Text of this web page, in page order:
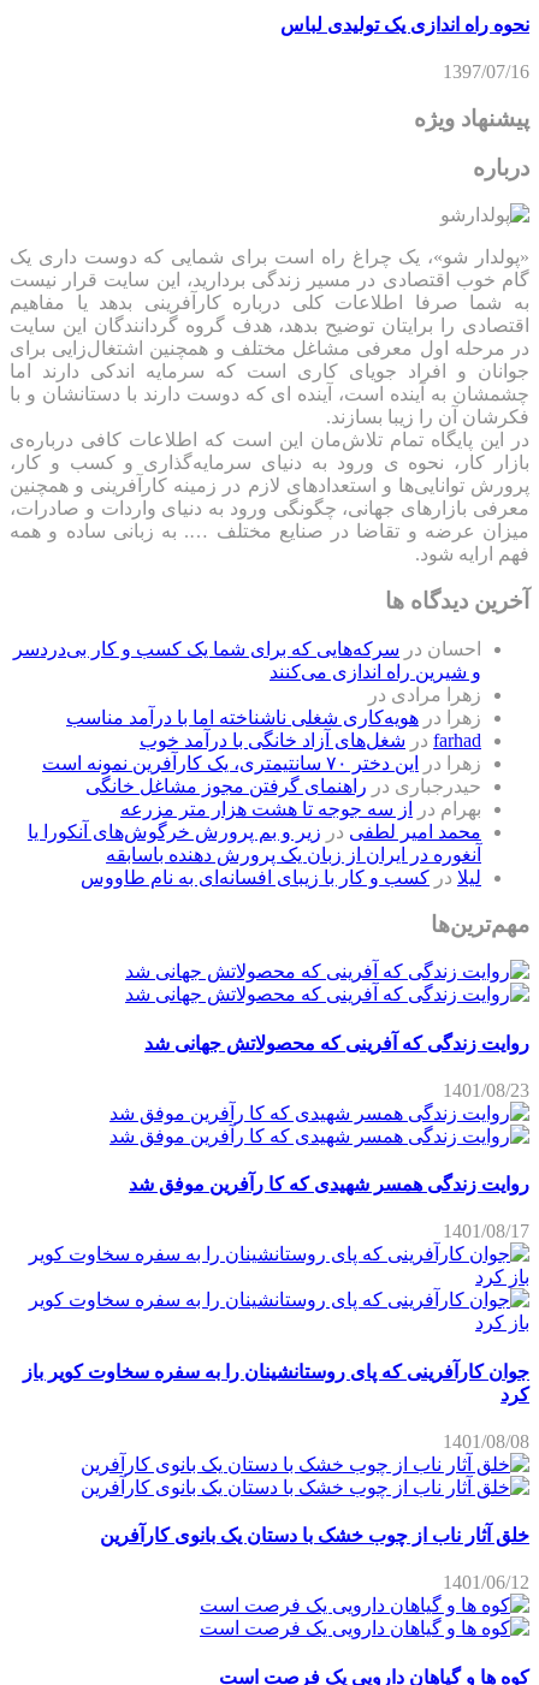
نحوه راه اندازی یک تولیدی لباس
1397/07/16
پیشنهاد ویژه
درباره
«پولدار شو»، یک چراغ راه است برای شمایی که دوست داری یک
گام خوب اقتصادی در مسیر زندگی بردارید، این سایت قرار نیست
به شما صرفا اطلاعات کلی درباره کارآفرینی بدهد یا مفاهیم
اقتصادی را برایتان توضیح بدهد، هدف گروه گردانندگان این سایت
در مرحله اول معرفی مشاغل مختلف و همچنین اشتغال‌زایی برای
جوانان و افراد جویای کاری است که سرمایه اندکی دارند اما
چشمشان به آینده است، آینده ای که دوست دارند با دستانشان و با
فکرشان آن را زیبا بسازند.
در این پایگاه تمام تلاش‌مان این است که ‌اطلاعات کافی درباره‌ی
بازار کار، نحوه ی ورود به دنیای سرمایه‌گذاری و کسب و کار،
پرورش توانایی‌ها و استعدادهای لازم در زمینه کارآفرینی و همچنین
معرفی بازارهای جهانی، چگونگی ورود به دنیای واردات و صادرات،
میزان عرضه و تقاضا در صنایع مختلف …. به زبانی ساده و همه
فهم ارایه شود.
آخرین دیدگاه ها
احسان در سرکه‌هایی که برای شما یک کسب و کار بی‌دردسر
و شیرین راه اندازی می‌کنند
زهرا مرادی در
زهرا
در هویه‌کاری شغلی ناشناخته اما با درآمد مناسب
farhad در شغل‌های آزاد خانگی با درآمد خوب
زهرا
در
این دختر ۷۰ سانتیمتری، یک کارآفرین نمونه است
حیدرجباری در راهنمای گرفتن مجوز مشاغل خانگی
بهرام در
از سه جوجه تا هشت هزار متر مزرعه
محمد امیر لطفی در زیر و بم پرورش خرگوش‌های آنکورا یا
آنغوره در ایران از زبان یک پرورش دهنده باسابقه
لیلا در کسب و کار با زیبای افسانه‌ای به نام طاووس
مهم‌ترین‌ها
روایت زندگی که آفرینی که محصولاتش جهانی شد
1401/08/23
روایت زندگی همسر شهیدی که کا رآفرین موفق شد
1401/08/17
جوان کارآفرینی که پای روستانشینان را به سفره سخاوت کویر باز
کرد
1401/08/08
خلق آثار ناب از چوب خشک با دستان یک بانوی کارآفرین
1401/06/12
کوه ها و گیاهان دارویی یک فرصت است